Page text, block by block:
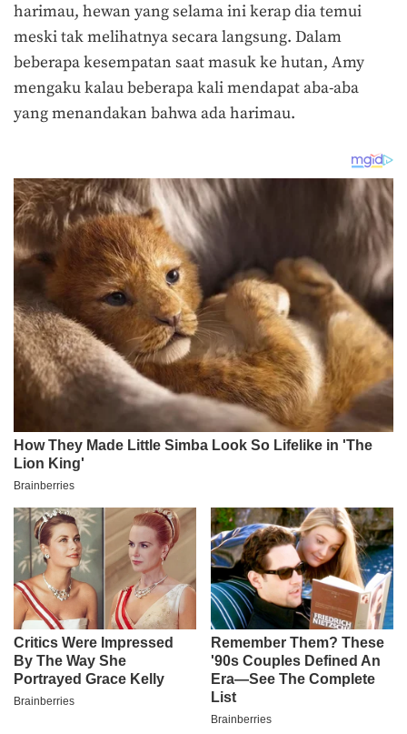
harimau, hewan yang selama ini kerap dia temui
meski tak melihatnya secara langsung. Dalam
beberapa kesempatan saat masuk ke hutan, Amy
mengaku kalau beberapa kali mendapat aba-aba
yang menandakan bahwa ada harimau.